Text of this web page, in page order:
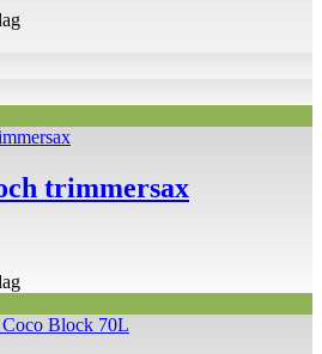
trimmersax